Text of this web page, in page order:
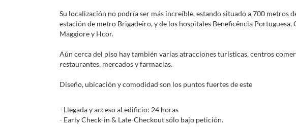
Su localización no podría ser más increíble, estando situado a 700 metros
estación de metro Brigadeiro, y de los hospitales Beneficência Portuguesa,
Maggiore y Hcor.
Aún cerca del piso hay también varias atracciones turísticas, centros
restaurantes, mercados y farmacias.
Diseño, ubicación y comodidad son los puntos fuertes de este
- Llegada y acceso al edificio: 24 horas
- Early Check-in & Late-Checkout sólo bajo petición.